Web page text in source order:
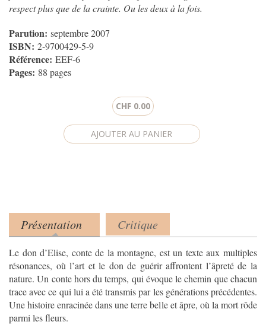
respect plus que de la crainte. Ou les deux à la fois.
Parution: septembre 2007
ISBN: 2-9700429-5-9
Référence: EEF-6
Pages: 88 pages
CHF 0.00
Product tabs
Présentation
(onglet actif)
Critique
Le don d’Elise, conte de la montagne, est un texte aux multiples
résonances, où l’art et le don de guérir affrontent l’âpreté de la
nature. Un conte hors du temps, qui évoque le chemin que chacun
trace avec ce qui lui a été transmis par les générations précédentes.
Une histoire enracinée dans une terre belle et âpre, où la mort rôde
parmi les fleurs.